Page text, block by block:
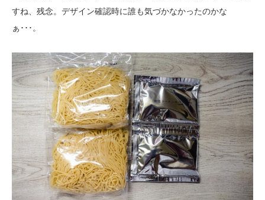
すね、残念。デザイン確認時に誰も気づかなかったのかな
ぁ･･･。